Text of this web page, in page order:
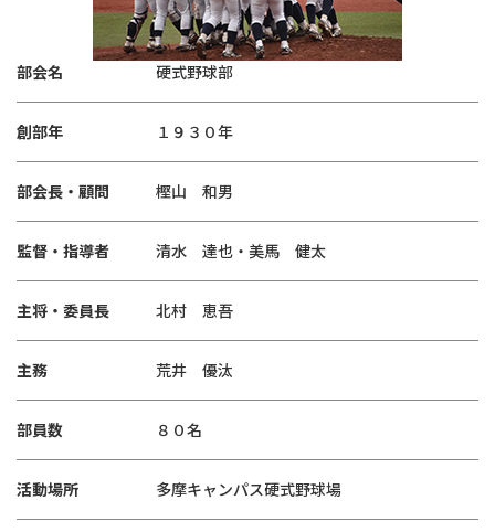
部会名 硬式野球部
創部年 １９３０年
部会長・顧問 樫山 和男
監督・指導者 清水 達也・美馬 健太
主将・委員長 北村 恵吾
主務 荒井 優汰
部員数 ８０名
活動場所 多摩キャンパス硬式野球場